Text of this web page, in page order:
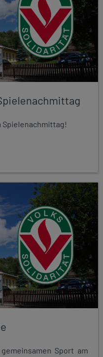
Spielenachmittag!
Sport am